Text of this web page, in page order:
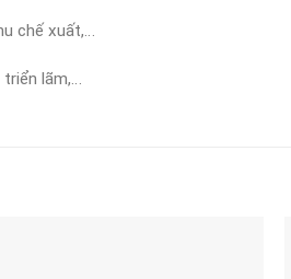
chế xuất,…
triển lãm,…